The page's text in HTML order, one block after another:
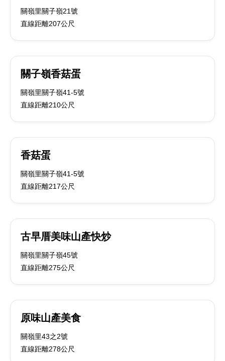
關嶺里關子嶺21號
直線距離207公尺
關子嶺香菇蛋
關嶺里關子嶺41-5號
直線距離210公尺
香菇蛋
關嶺里關子嶺41-5號
直線距離217公尺
古早厝美味山產快炒
關嶺里關子嶺45號
直線距離275公尺
原味山產美食
關嶺里43之2號
直線距離278公尺